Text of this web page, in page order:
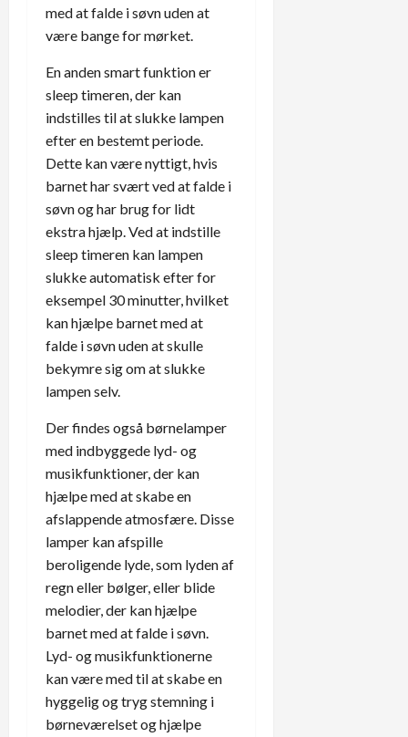
med at falde i søvn uden at
være bange for mørket.
En anden smart funktion er
sleep timeren, der kan
indstilles til at slukke lampen
efter en bestemt periode.
Dette kan være nyttigt, hvis
barnet har svært ved at falde i
søvn og har brug for lidt
ekstra hjælp. Ved at indstille
sleep timeren kan lampen
slukke automatisk efter for
eksempel 30 minutter, hvilket
kan hjælpe barnet med at
falde i søvn uden at skulle
bekymre sig om at slukke
lampen selv.
Der findes også børnelamper
med indbyggede lyd- og
musikfunktioner, der kan
hjælpe med at skabe en
afslappende atmosfære. Disse
lamper kan afspille
beroligende lyde, som lyden af
regn eller bølger, eller blide
melodier, der kan hjælpe
barnet med at falde i søvn.
Lyd- og musikfunktionerne
kan være med til at skabe en
hyggelig og tryg stemning i
børneværelset og hjælpe